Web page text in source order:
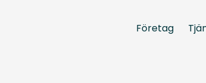
Företag